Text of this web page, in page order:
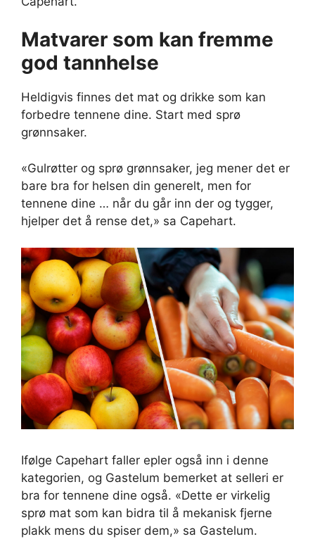
Matvarer som kan fremme
god tannhelse
Heldigvis finnes det mat og drikke som kan
forbedre tennene dine. Start med sprø
grønnsaker.
«Gulrøtter og sprø grønnsaker, jeg mener det er
bare bra for helsen din generelt, men for
tennene dine … når du går inn der og tygger,
hjelper det å rense det,» sa Capehart.
Ifølge Capehart faller epler også inn i denne
kategorien, og Gastelum bemerket at selleri er
bra for tennene dine også. «Dette er virkelig
sprø mat som kan bidra til å mekanisk fjerne
plakk mens du spiser dem,» sa Gastelum.